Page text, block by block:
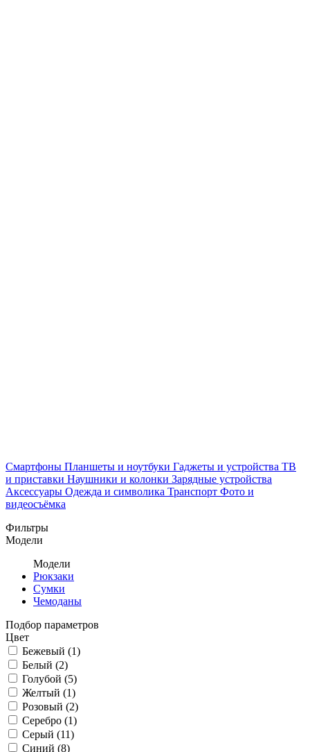
Смартфоны Планшеты и ноутбуки Гаджеты и устройства ТВ
и приставки Наушники и колонки Зарядные устройства
Аксессуары Одежда и символика Транспорт Фото и
видеосъёмка
Фильтры
Модели
Модели
Рюкзаки
Сумки
Чемоданы
Подбор параметров
Цвет
Бежевый (1)
Белый (2)
Голубой (5)
Желтый (1)
Розовый (2)
Серебро (1)
Серый (11)
Синий (8)